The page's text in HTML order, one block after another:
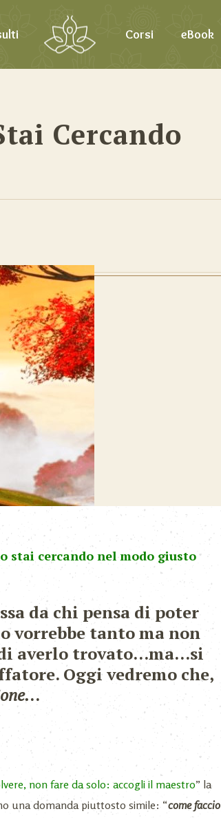
Corsi eBook
Cercando
stai cercando nel modo giusto
da chi pensa di poter
vorrebbe tanto ma non
averlo trovato…ma…si
Oggi vedremo che,
..
non fare da solo: accogli il maestro” la
una domanda piuttosto simile: “come faccio